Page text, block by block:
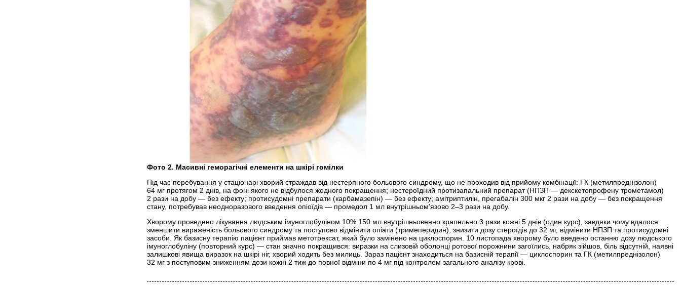
Фото 2. Масивні геморагічні елементи на шкірі гомілки
Під час перебування у стаціонарі хворий страждав від нестерпного больового синдрому, що не проходив від прийому комбінації: ГК (метил­преднізолон)
64 мг протягом 2 днів, на фоні якого не відбулося жодного покращення; нестероїдний протизапальний препарат (НПЗП — декскетопрофену трометамол)
2 рази на добу — без ефекту; протисудомні препарати (карбамазепін) — без ефекту; амітриптилін, прегабалін 300 мкг 2 рази на добу — без покращення
стану, потребував неодноразового введення опіоїдів — промедол 1 мл внутрішньом’язово 2–3 рази на добу.
Хворому проведено лікування людським імуноглобуліном 10% 150 мл внутрішньовенно крапельно 3 рази кожні 5 днів (один курс), завдяки чому вдалося
зменшити вираженість больового синдрому та поступово відмінити опіати (тримеперидин), знизити дозу стероїдів до 32 мг, відмінити НПЗП та протисудомні
засоби. Як базисну терапію пацієнт приймав метотрексат, який було замінено на циклоспорин. 10 листопада хворому було введено останню дозу людського
імуноглобуліну (повторний курс) — стан значно покращився: виразки на слизовій оболонці ротової порожнини загоїлись, набряк зійшов, біль відсутній, наявні
залишкові явища виразок на шкірі ніг, хворий ходить без милиць. Зараз пацієнт знаходиться на базисній терапії — циклоспорин та ГК (метилпреднізолон)
32 мг з поступовим зниженням дози кожні 2 тиж до повної відміни по 4 мг під конт­ролем загального аналізу крові.